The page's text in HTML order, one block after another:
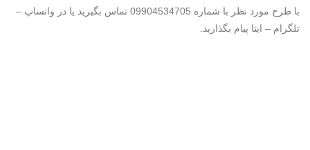
با طرح مورد نظر با شماره 09904534705 تماس بگیرید یا در واتساپ –
تلگرام – ایتا پیام بگذارید.